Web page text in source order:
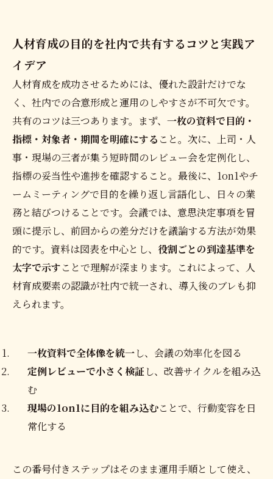
人材育成の目的を社内で共有するコツと実践ア
イデア
人材育成を成功させるためには、優れた設計だけでな
く、社内での合意形成と運用のしやすさが不可欠です。
共有のコツは三つあります。まず、 一枚の資料で目的・
指標・対象者・期間を明確にする こと。次に、上司・人
事・現場の三者が集う短時間のレビュー会を定例化し、
指標の妥当性や進捗を確認すること。最後に、1on1やチ
ームミーティングで目的を繰り返し言語化し、日々の業
務と結びつけることです。会議では、意思決定事項を冒
頭に提示し、前回からの差分だけを議論する方法が効果
的です。資料は図表を中心とし、 役割ごとの到達基準を
太字で示すことで理解が深まります。これによって、人
材育成要素の認識が社内で統一され、導入後のブレも抑
えられます。
一枚資料で全体像を統一し、会議の効率化を図る
定例レビューで小さく検証 し、改善サイクルを組み込
む
現場の1on1に目的を組み込むことで、行動変容を日
常化する
この番号付きステップはそのまま運用手順として使え、